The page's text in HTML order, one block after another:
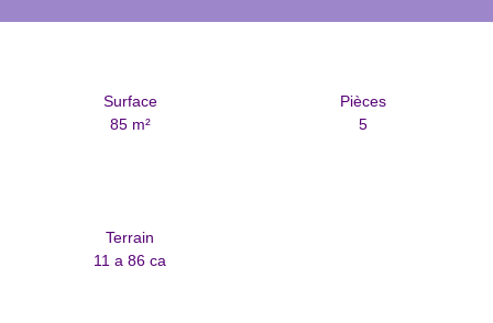
Surface
85 m²
Pièces
5
Terrain
11 a 86 ca